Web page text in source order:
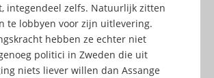
integendeel zelfs. Natuurlijk zitten
te lobbyen voor zijn uitlevering.
hebben ze echter niet
politici in Zweden die uit
niets liever willen dan Assange